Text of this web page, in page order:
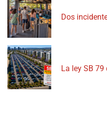
Dos
La ley SB